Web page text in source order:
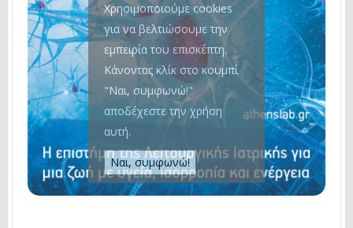
Χρησιμοποιούμε cookies
για να βελτιώσουμε την
εμπειρία του επισκέπτη.
Κάνοντας κλίκ στο κουμπί
"Ναι, συμφωνώ!"
αποδέχεστε την χρήση
αυτή.